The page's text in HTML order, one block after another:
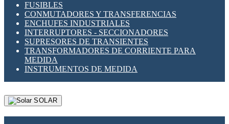
FUSIBLES
CONMUTADORES Y TRANSFERENCIAS
ENCHUFES INDUSTRIALES
INTERRUPTORES - SECCIONADORES
SUPRESORES DE TRANSIENTES
TRANSFORMADORES DE CORRIENTE PARA
MEDIDA
INSTRUMENTOS DE MEDIDA
SOLAR